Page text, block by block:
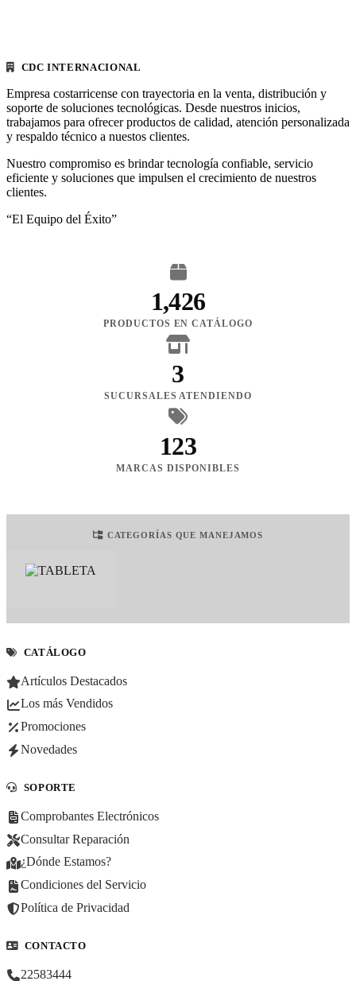
CDC INTERNACIONAL
Empresa costarricense con trayectoria en la venta, distribución y
soporte de soluciones tecnológicas. Desde nuestros inicios,
trabajamos para ofrecer productos de calidad, atención personalizada
y respaldo técnico a nuestos clientes.
Nuestro compromiso es brindar tecnología confiable, servicio
eficiente y soluciones que impulsen el crecimiento de nuestros
clientes.
“El Equipo del Éxito”
1,426
PRODUCTOS EN CATÁLOGO
3
SUCURSALES ATENDIENDO
123
MARCAS DISPONIBLES
CATEGORÍAS QUE MANEJAMOS
CATÁLOGO
Artículos Destacados
Los más Vendidos
Promociones
Novedades
SOPORTE
Comprobantes Electrónicos
Consultar Reparación
¿Dónde Estamos?
Condiciones del Servicio
Política de Privacidad
CONTACTO
22583444